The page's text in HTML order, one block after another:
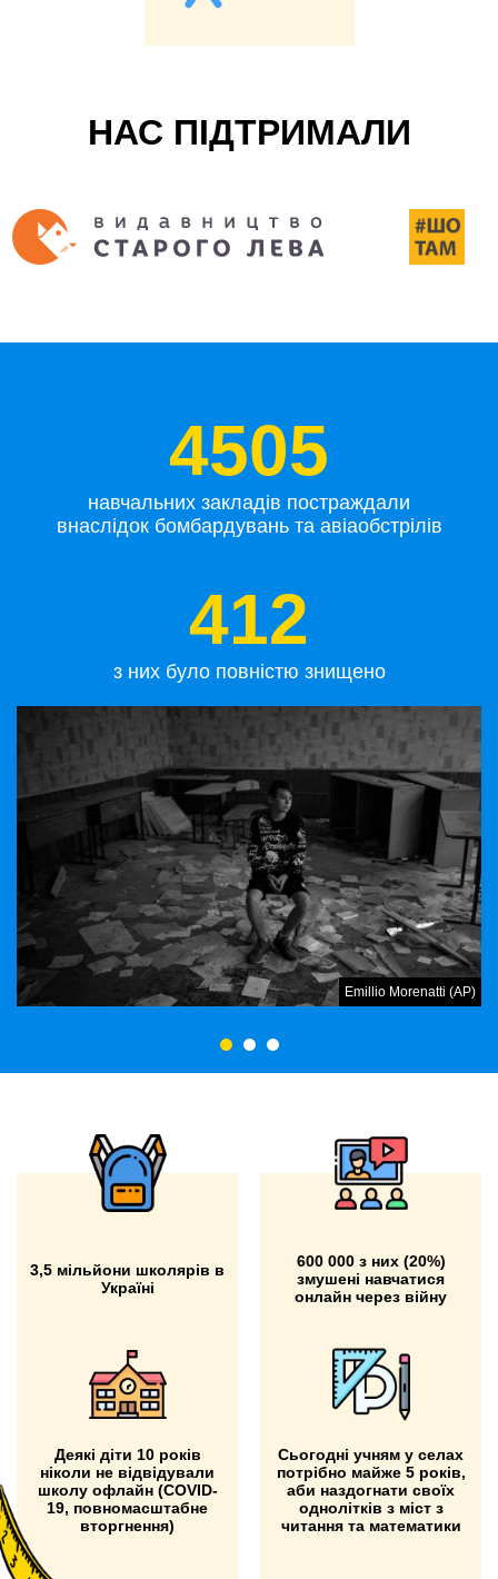
НАС ПІДТРИМАЛИ
4505
навчальних закладів постраждали
внаслідок бомбардувань та авіаобстрілів
412
з них було повністю знищено
Emillio Morenatti (AP)
Emillio Morenatti (AP)
3,5 мільйони школярів в
Україні
600 000 з них (20%)
змушені навчатися
онлайн через війну
Деякі діти 10 років
ніколи не відвідували
школу офлайн (COVID-
19, повномасштабне
вторгнення)
Сьогодні учням у селах
потрібно майже 5 років,
аби наздогнати своїх
однолітків з міст з
читання та математики